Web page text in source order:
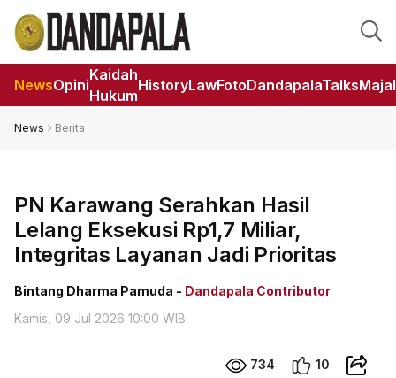
NewsOpini
Kaidah
Hukum
HistoryLawFotoDandapalaTalks
News Berita
PN Karawang Serahkan Hasil
Lelang Eksekusi Rp1,7 Miliar,
Integritas Layanan Jadi Prioritas
Bintang Dharma Pamuda - Dandapala Contributor
Kamis, 09 Jul 2026 10:00 WIB
734 10